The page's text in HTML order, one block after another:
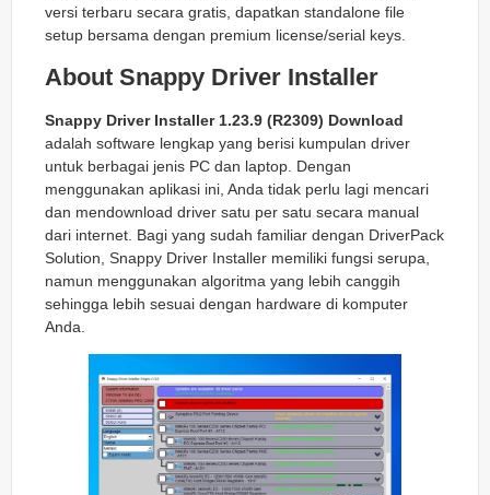
versi terbaru secara gratis, dapatkan standalone file
setup bersama dengan premium license/serial keys.
About Snappy Driver Installer
Snappy Driver Installer 1.23.9 (R2309) Download
adalah software lengkap yang berisi kumpulan driver
untuk berbagai jenis PC dan laptop. Dengan
menggunakan aplikasi ini, Anda tidak perlu lagi mencari
dan mendownload driver satu per satu secara manual
dari internet. Bagi yang sudah familiar dengan DriverPack
Solution, Snappy Driver Installer memiliki fungsi serupa,
namun menggunakan algoritma yang lebih canggih
sehingga lebih sesuai dengan hardware di komputer
Anda.